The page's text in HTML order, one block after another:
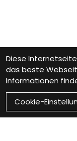
Diese
das beste
Informationen
Cookie-